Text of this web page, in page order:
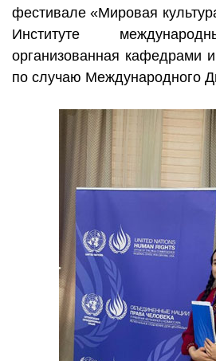
фестивале «Мировая
Институте
организованная
по случаю Международного